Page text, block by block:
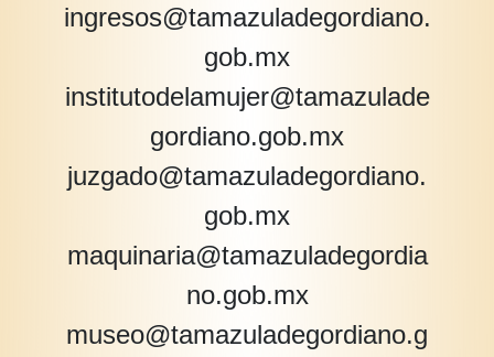
ingresos@tamazuladegordiano.
gob.mx
institutodelamujer@tamazulade
gordiano.gob.mx
juzgado@tamazuladegordiano.
gob.mx
maquinaria@tamazuladegordia
no.gob.mx
museo@tamazuladegordiano.g